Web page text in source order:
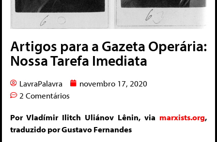
Artigos para a Gazeta Operária:
Nossa Tarefa Imediata
LavraPalavra
novembro 17, 2020
2 Comentários
Por Vladímir Ilitch Uliánov Lênin, via marxists.org,
traduzido por Gustavo Fernandes